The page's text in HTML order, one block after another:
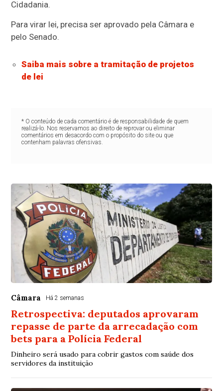
Cidadania.
Para virar lei, precisa ser aprovado pela Câmara e
pelo Senado.
Saiba mais sobre a tramitação de projetos
de lei
* O conteúdo de cada comentário é de responsabilidade de quem
realizá-lo. Nos reservamos ao direito de reprovar ou eliminar
comentários em desacordo com o propósito do site ou que
contenham palavras ofensivas.
Câmara Há 2 semanas
Retrospectiva: deputados aprovaram
repasse de parte da arrecadação com
bets para a Polícia Federal
Dinheiro será usado para cobrir gastos com saúde dos
servidores da instituição